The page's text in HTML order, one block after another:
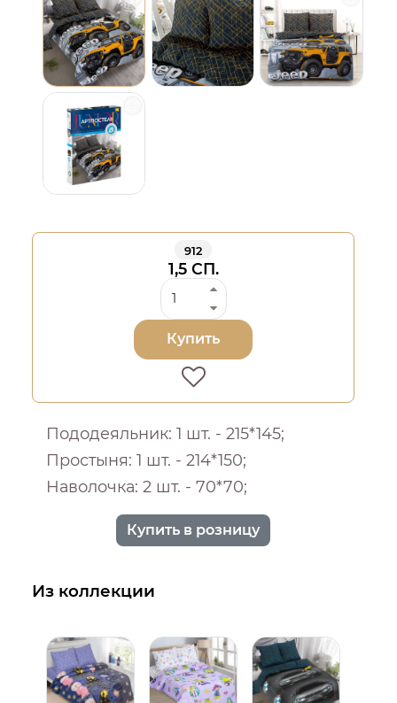
912
1,5 СП.
Купить
Пододеяльник: 1 шт. - 215*145;
Простыня: 1 шт. - 214*150;
Наволочка: 2 шт. - 70*70;
Купить в розницу
Из коллекции